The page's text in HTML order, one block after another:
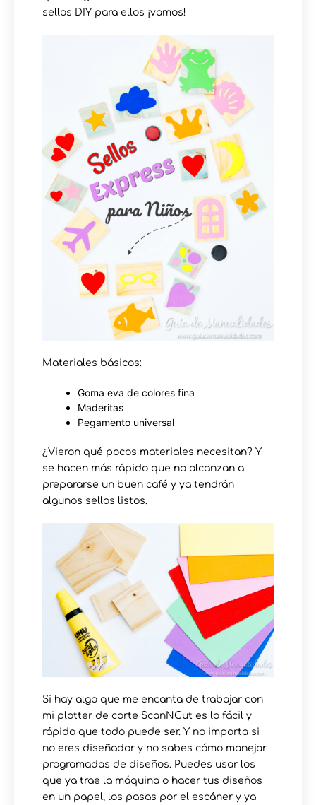
sellos DIY para ellos ¡vamos!
Materiales básicos:
Goma eva de colores fina
Maderitas
Pegamento universal
¿Vieron qué pocos materiales necesitan? Y
se hacen más rápido que no alcanzan a
prepararse un buen café y ya tendrán
algunos sellos listos.
Si hay algo que me encanta de trabajar con
mi plotter de corte ScanNCut es lo fácil y
rápido que todo puede ser. Y no importa si
no eres diseñador y no sabes cómo manejar
programadas de diseños. Puedes usar los
que ya trae la máquina o hacer tus diseños
en un papel, los pasas por el escáner y ya